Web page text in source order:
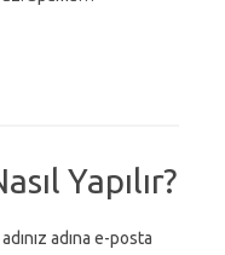
Yapılır?
adına e-posta